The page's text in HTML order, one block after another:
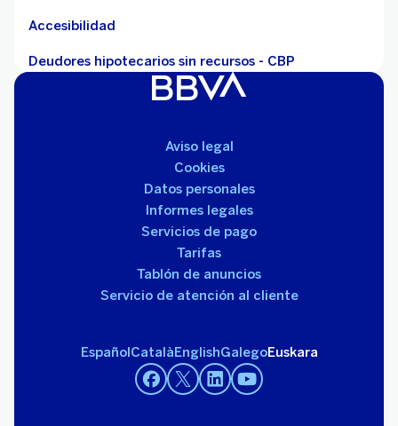
Accesibilidad
Deudores hipotecarios sin recursos - CBP
Aviso legal
Cookies
Datos personales
Informes legales
Servicios de pago
Tarifas
Tablón de anuncios
Servicio de atención al cliente
EspañolCatalàEnglishGalegoEuskara